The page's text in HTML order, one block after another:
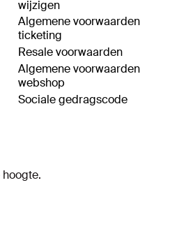
wijzigen
Algemene voorwaarden
ticketing
Resale voorwaarden
Algemene voorwaarden
webshop
Sociale gedragscode